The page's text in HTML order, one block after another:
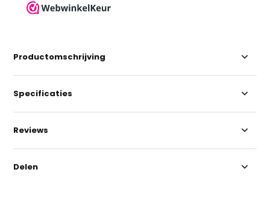
Productomschrijving
Specificaties
Reviews
Delen